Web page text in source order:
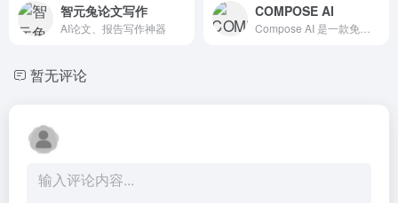
智元兔论文写作
AI论文、报告写作神器
COMPOSE AI
暂无评论